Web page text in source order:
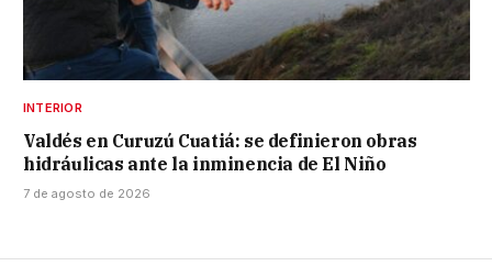
INTERIOR
Valdés en Curuzú Cuatiá: se definieron obras
hidráulicas ante la inminencia de El Niño
7 de agosto de 2026